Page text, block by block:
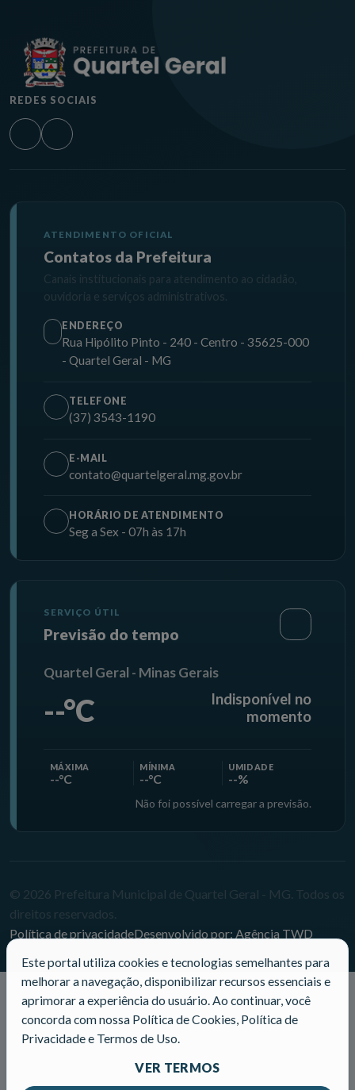
REDES SOCIAIS
ATENDIMENTO OFICIAL
Contatos da Prefeitura
Canais institucionais para atendimento ao cidadão,
ouvidoria e serviços administrativos.
ENDEREÇO
Rua Hipólito Pinto - 240 - Centro - 35625-000
- Quartel Geral - MG
TELEFONE
(37) 3543-1190
E-MAIL
contato@quartelgeral.mg.gov.br
HORÁRIO DE ATENDIMENTO
Seg a Sex - 07h às 17h
SERVIÇO ÚTIL
Previsão do tempo
Quartel Geral - Minas Gerais
--°C
Indisponível no
momento
MÁXIMA
--°C
MÍNIMA
--°C
UMIDADE
--%
Não foi possível carregar a previsão.
© 2026 Prefeitura Municipal de Quartel Geral - MG. Todos os
direitos reservados.
Política de privacidadeDesenvolvido por: Agência TWD
Este portal utiliza cookies e tecnologias semelhantes para
melhorar a navegação, disponibilizar recursos essenciais e
aprimorar a experiência do usuário. Ao continuar, você
concorda com nossa Política de Cookies, Política de
Privacidade e Termos de Uso.
VER TERMOS